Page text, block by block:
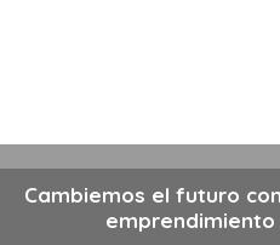
Cambiemos el futuro
emprendimiento
Soy:
Papá / Mamá